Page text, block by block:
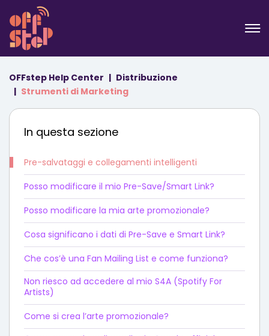
OFFstep Help Center
Distribuzione
Strumenti di Marketing
In questa sezione
Pre-salvataggi e collegamenti intelligenti
Posso modificare il mio Pre-Save/Smart Link?
Posso modificare la mia arte promozionale?
Cosa significano i dati di Pre-Save e Smart Link?
Che cos’è una Fan Mailing List e come funziona?
Non riesco ad accedere al mio S4A (Spotify For
Artists)
Come si crea l’arte promozionale?